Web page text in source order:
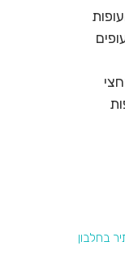
בחלבון